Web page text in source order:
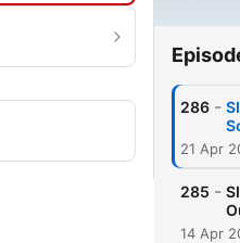
286 -
21 Apr
285 -
14 Apr